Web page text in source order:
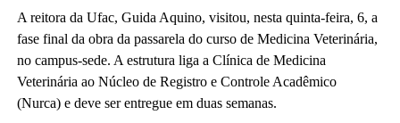
prefeito do campus, Artesson Cruz; além de professores, técnico-
administrativos, estudantes e representantes da construtora
responsável pela obra.
(Fhagner Soares, estagiário Ascom/Ufac)
A reitora da Ufac, Guida Aquino, visitou, nesta quinta-feira, 6, a
fase final da obra da passarela do curso de Medicina Veterinária,
no campus-sede. A estrutura liga a Clínica de Medicina
Veterinária ao Núcleo de Registro e Controle Acadêmico
(Nurca) e deve ser entregue em duas semanas.